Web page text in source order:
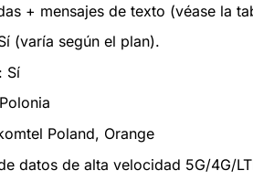
+ mensajes de texto (véase la
(varía según el plan).
Sí
Poland, Orange
datos de alta velocidad 5G/4G/